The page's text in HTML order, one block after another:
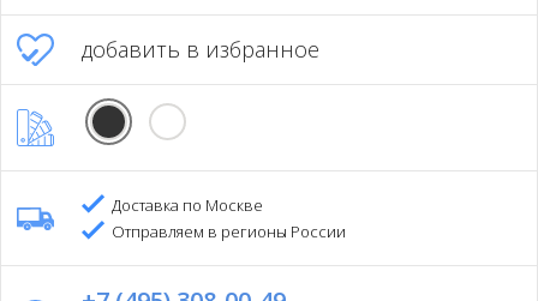
добавить в избранное
Доставка по Москве
Отправляем в регионы России